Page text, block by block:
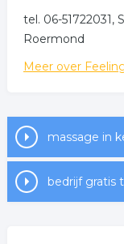
tel. 06-51722031,
Roermond
Meer over
massage in
bedrijf gratis